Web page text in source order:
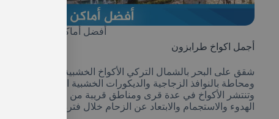
أفضل أماكن للسكن في
أجمل اكواخ طرابزون
شقق على البحر بالشمال التركي الأكواخ الخشبية ذات التصميم
ومحاطة بالنوافذ الزجاجية والديكورات الخشبية الأنيقة تأتي في
وتنتشر الأكواخ في عدة قرى ومناطق قريبة من طرابزون
الهدوء والاستجمام والابتعاد عن الزحام خلال فترة العطلة.